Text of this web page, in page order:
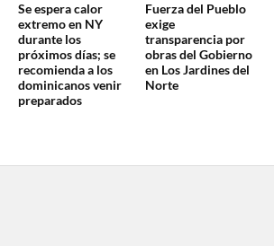
Se espera calor
extremo en NY
durante los
próximos días; se
recomienda a los
dominicanos venir
preparados
Fuerza del Pueblo
exige
transparencia por
obras del Gobierno
en Los Jardines del
Norte